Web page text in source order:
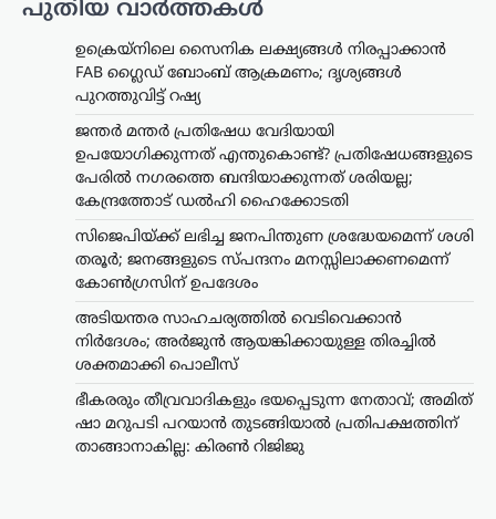
പുതിയ വാർത്തകൾ
ഉക്രെയ്നിലെ സൈനിക ലക്ഷ്യങ്ങൾ നിരപ്പാക്കാൻ
FAB ഗ്ലൈഡ് ബോംബ് ആക്രമണം; ദൃശ്യങ്ങൾ
പുറത്തുവിട്ട് റഷ്യ
ജന്തർ മന്തർ പ്രതിഷേധ വേദിയായി
ഉപയോഗിക്കുന്നത് എന്തുകൊണ്ട്? പ്രതിഷേധങ്ങളുടെ
പേരിൽ നഗരത്തെ ബന്ദിയാക്കുന്നത് ശരിയല്ല;
കേന്ദ്രത്തോട് ഡൽഹി ഹൈക്കോടതി
സിജെപിയ്ക്ക് ലഭിച്ച ജനപിന്തുണ ശ്രദ്ധേയമെന്ന് ശശി
തരൂർ; ജനങ്ങളുടെ സ്പന്ദനം മനസ്സിലാക്കണമെന്ന്
കോൺഗ്രസിന് ഉപദേശം
അടിയന്തര സാഹചര്യത്തിൽ വെടിവെക്കാൻ
നിർദേശം; അർജുൻ ആയങ്കിക്കായുള്ള തിരച്ചിൽ
ശക്തമാക്കി പൊലീസ്
ഭീകരരും തീവ്രവാദികളും ഭയപ്പെടുന്ന നേതാവ്; അമിത്
ഷാ മറുപടി പറയാൻ തുടങ്ങിയാൽ പ്രതിപക്ഷത്തിന്
താങ്ങാനാകില്ല: കിരൺ റിജിജു
ട്രെൻഡിംഗ്,ദേശീയം,രാഷ്ട്രീയം
ഭീകരരും തീവ്രവാദികളും
ഭയപ്പെടുന്ന നേതാവ്;
അമിത് ഷാ മറുപടി
പറയാൻ തുടങ്ങിയാൽ